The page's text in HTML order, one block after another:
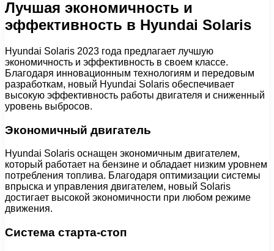
Лучшая экономичность и
эффективность в Hyundai Solaris
Hyundai Solaris 2023 года предлагает лучшую
экономичность и эффективность в своем классе.
Благодаря инновационным технологиям и передовым
разработкам, новый Hyundai Solaris обеспечивает
высокую эффективность работы двигателя и сниженный
уровень выбросов.
Экономичный двигатель
Hyundai Solaris оснащен экономичным двигателем,
который работает на бензине и обладает низким уровнем
потребления топлива. Благодаря оптимизации системы
впрыска и управления двигателем, новый Solaris
достигает высокой экономичности при любом режиме
движения.
Система старта-стоп